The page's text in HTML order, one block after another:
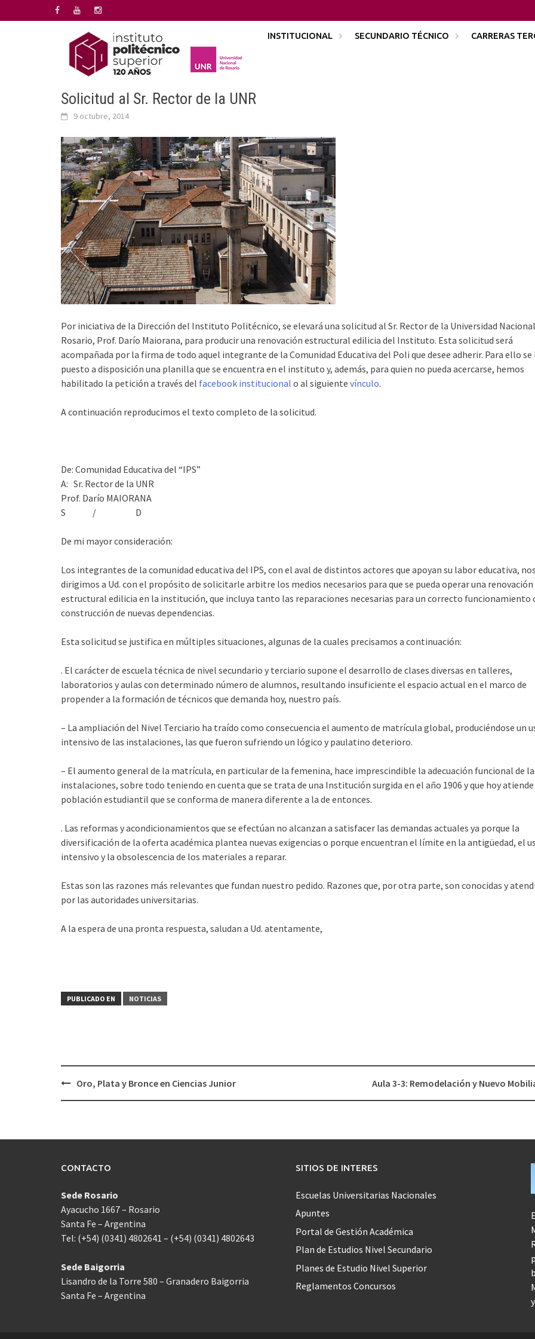
al
INSTITUCIONAL SECUNDARIO TÉCNICO CARRERAS
Solicitud al Sr. Rector de la UNR
9 octubre, 2014
Por iniciativa de la Dirección del Instituto Politécnico, se elevará una solicitud al Sr. Rector de la Universidad
Rosario, Prof. Darío Maiorana, para producir una renovación estructural edilicia del Instituto. Esta solicitud será
acompañada por la firma de todo aquel integrante de la Comunidad Educativa del Poli que desee adherir. Para ello se
puesto a disposición una planilla que se encuentra en el instituto y, además, para quien no pueda acercarse, hemos
habilitado la petición a través del facebook institucional o al siguiente vínculo.
A continuación reproducimos el texto completo de la solicitud.
De: Comunidad Educativa del “IPS”
A: Sr. Rector de la UNR
Prof. Darío MAIORANA
S / D
De mi mayor consideración:
Los integrantes de la comunidad educativa del IPS, con el aval de distintos actores que apoyan su labor educativa, nos
dirigimos a Ud. con el propósito de solicitarle arbitre los medios necesarios para que se pueda operar una renovación
estructural edilicia en la institución, que incluya tanto las reparaciones necesarias para un correcto funcionamiento
construcción de nuevas dependencias.
Esta solicitud se justifica en múltiples situaciones, algunas de la cuales precisamos a continuación:
. El carácter de escuela técnica de nivel secundario y terciario supone el desarrollo de clases diversas en talleres,
laboratorios y aulas con determinado número de alumnos, resultando insuficiente el espacio actual en el marco de
propender a la formación de técnicos que demanda hoy, nuestro país.
– La ampliación del Nivel Terciario ha traído como consecuencia el aumento de matrícula global, produciéndose un
intensivo de las instalaciones, las que fueron sufriendo un lógico y paulatino deterioro.
– El aumento general de la matrícula, en particular de la femenina, hace imprescindible la adecuación funcional de
instalaciones, sobre todo teniendo en cuenta que se trata de una Institución surgida en el año 1906 y que hoy atiende
población estudiantil que se conforma de manera diferente a la de entonces.
. Las reformas y acondicionamientos que se efectúan no alcanzan a satisfacer las demandas actuales ya porque la
diversificación de la oferta académica plantea nuevas exigencias o porque encuentran el límite en la antigüedad, el
intensivo y la obsolescencia de los materiales a reparar.
Estas son las razones más relevantes que fundan nuestro pedido. Razones que, por otra parte, son conocidas y
por las autoridades universitarias.
A la espera de una pronta respuesta, saludan a Ud. atentamente,
PUBLICADO EN NOTICIAS
Navegación
Oro, Plata y Bronce en Ciencias Junior Aula 3-3: Remodelación y Nuevo
CONTACTO
Sede Rosario
Ayacucho 1667 – Rosario
Santa Fe – Argentina
Tel: (+54) (0341) 4802641 – (+54) (0341) 4802643
Sede Baigorria
Lisandro de la Torre 580 – Granadero Baigorria
Santa Fe – Argentina
SITIOS DE INTERES
Escuelas Universitarias Nacionales
Apuntes
Portal de Gestión Académica
Plan de Estudios Nivel Secundario
Planes de Estudio Nivel Superior
Reglamentos Concursos